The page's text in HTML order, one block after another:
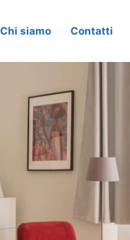
Chi siamo Contatti